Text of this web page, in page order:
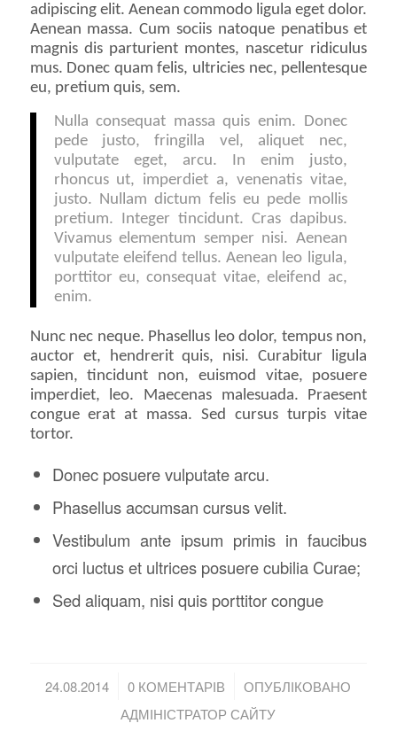
adipiscing elit. Aenean commodo ligula eget dolor.
Aenean massa. Cum sociis natoque penatibus et
magnis dis parturient montes, nascetur ridiculus
mus. Donec quam felis, ultricies nec, pellentesque
eu, pretium quis, sem.
Nulla consequat massa quis enim. Donec
pede justo, fringilla vel, aliquet nec,
vulputate eget, arcu. In enim justo,
rhoncus ut, imperdiet a, venenatis vitae,
justo. Nullam dictum felis eu pede mollis
pretium. Integer tincidunt. Cras dapibus.
Vivamus elementum semper nisi. Aenean
vulputate eleifend tellus. Aenean leo ligula,
porttitor eu, consequat vitae, eleifend ac,
enim.
Nunc nec neque. Phasellus leo dolor, tempus non,
auctor et, hendrerit quis, nisi. Curabitur ligula
sapien, tincidunt non, euismod vitae, posuere
imperdiet, leo. Maecenas malesuada. Praesent
congue erat at massa. Sed cursus turpis vitae
tortor.
Donec posuere vulputate arcu.
Phasellus accumsan cursus velit.
Vestibulum ante ipsum primis in faucibus
orci luctus et ultrices posuere cubilia Curae;
Sed aliquam, nisi quis porttitor congue
24.08.2014
/ 0 КОМЕНТАРІВ
/
ОПУБЛІКОВАНО
АДМІНІСТРАТОР САЙТУ